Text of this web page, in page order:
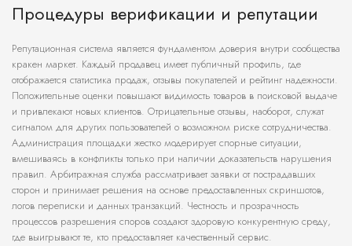
Процедуры верификации и репутации
Репутационная система является фундаментом доверия внутри сообщества
кракен маркет. Каждый продавец имеет публичный профиль, где
отображается статистика продаж, отзывы покупателей и рейтинг надежности.
Положительные оценки повышают видимость товаров в поисковой выдаче
и привлекают новых клиентов. Отрицательные отзывы, наоборот, служат
сигналом для других пользователей о возможном риске сотрудничества.
Администрация площадки жестко модерирует спорные ситуации,
вмешиваясь в конфликты только при наличии доказательств нарушения
правил. Арбитражная служба рассматривает заявки от пострадавших
сторон и принимает решения на основе предоставленных скриншотов,
логов переписки и данных транзакций. Честность и прозрачность
процессов разрешения споров создают здоровую конкурентную среду,
где выигрывают те, кто предоставляет качественный сервис.